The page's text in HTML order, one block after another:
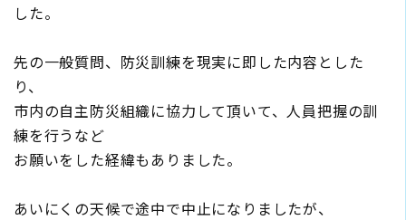
した。
先の一般質問、防災訓練を現実に即した内容とした
り、
市内の自主防災組織に協力して頂いて、人員把握の訓
練を行うなど
お願いをした経緯もありました。
あいにくの天候で途中で中止になりましたが、